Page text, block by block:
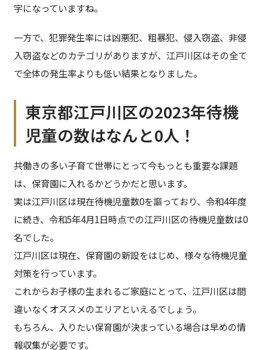
字になっていますね。
一方で、犯罪発生率には凶悪犯、粗暴犯、侵入窃盗、非侵
入窃盗などのカテゴリがありますが、江戸川区はその全て
で全体の発生率よりも低い結果となりました。
東京都江戸川区の2023年待機
児童の数はなんと0人！
共働きの多い子育て世帯にとって今もっとも重要な課題
は、保育園に入れるかどうかだと思います。
実は江戸川区は現在待機児童数0を謳っており、令和4年度
に続き、令和5年4月1日時点での江戸川区の待機児童数は0
名でした。
江戸川区は現在、保育園の新設をはじめ、様々な待機児童
対策を行っています。
これからお子様の生まれるご家庭にとって、江戸川区は間
違いなくオススメのエリアといえるでしょう。
もちろん、入りたい保育園が決まっている場合は早めの情
報収集が必要です。